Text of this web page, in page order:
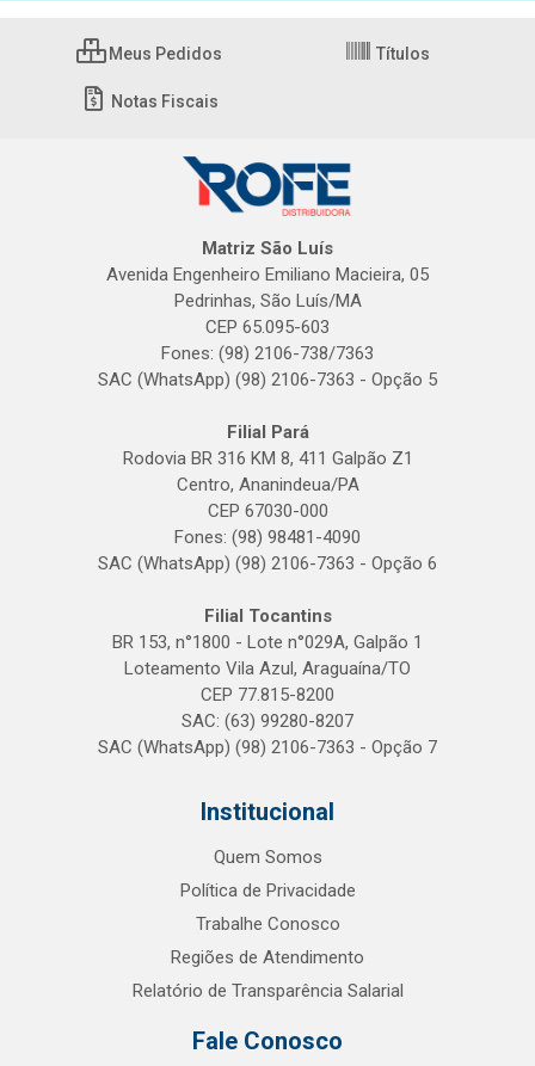
Meus Pedidos Títulos
Notas Fiscais
Matriz São Luís
Avenida Engenheiro Emiliano Macieira, 05
Pedrinhas, São Luís/MA
CEP 65.095-603
Fones: (98) 2106-738/7363
SAC (WhatsApp) (98) 2106-7363 - Opção 5
Filial Pará
Rodovia BR 316 KM 8, 411 Galpão Z1
Centro, Ananindeua/PA
CEP 67030-000
Fones: (98) 98481-4090
SAC (WhatsApp) (98) 2106-7363 - Opção 6
Filial Tocantins
BR 153, n°1800 - Lote n°029A, Galpão 1
Loteamento Vila Azul, Araguaína/TO
CEP 77.815-8200
SAC: (63) 99280-8207
SAC (WhatsApp) (98) 2106-7363 - Opção 7
Institucional
Quem Somos
Política de Privacidade
Trabalhe Conosco
Regiões de Atendimento
Relatório de Transparência Salarial
Fale Conosco